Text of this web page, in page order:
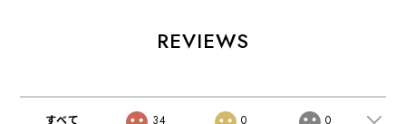
REVIEWS
すべて 34 0 0